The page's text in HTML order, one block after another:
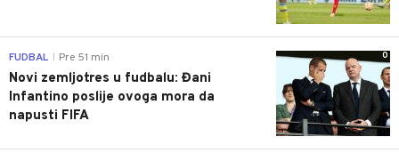
0
FUDBAL Pre 51 min
Novi zemljotres u fudbalu: Đani
Infantino poslije ovoga mora da
napusti FIFA